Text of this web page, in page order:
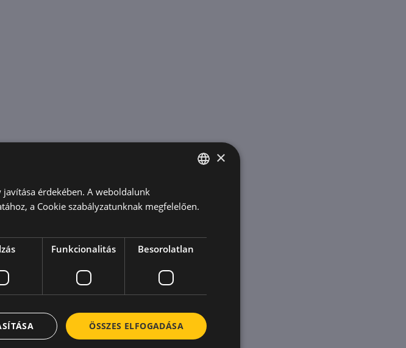
ENGLISH
×
érdekében. A weboldalunk
a Cookie szabályzatunknak megfelelően.
Funkcionalitás Besorolatlan
ÖSSZES ELFOGADÁSA